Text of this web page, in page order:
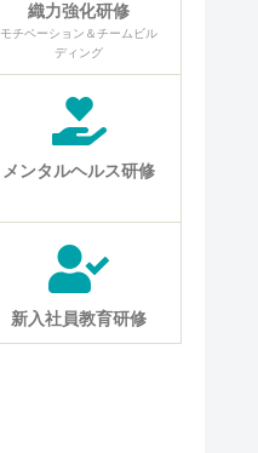
織力強化研修
モチベーション＆チームビル
ディング
メンタルヘルス研修
新入社員教育研修